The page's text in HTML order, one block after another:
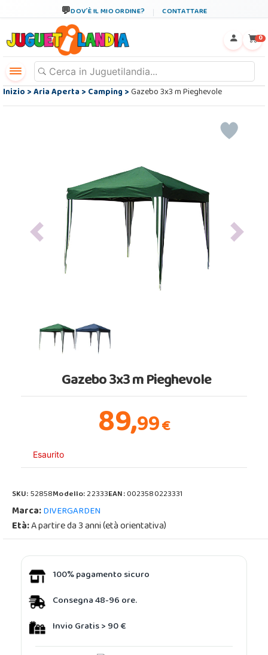
DOV´È IL MIO ORDINE? CONTATTARE
0
Inizio>Aria Aperta>Camping>Gazebo 3x3 m Pieghevole
Previous Next
Gazebo 3x3 m Pieghevole
89,99€
Esaurito
SKU:52858Modello:22333EAN:0023580223331
Marca:DIVERGARDEN
Età:A partire da 3 anni (età orientativa)
100% pagamento sicuro
Consegna 48-96 ore.
Invio Gratis > 90 €